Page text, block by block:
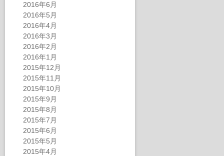
2016年6月
2016年5月
2016年4月
2016年3月
2016年2月
2016年1月
2015年12月
2015年11月
2015年10月
2015年9月
2015年8月
2015年7月
2015年6月
2015年5月
2015年4月